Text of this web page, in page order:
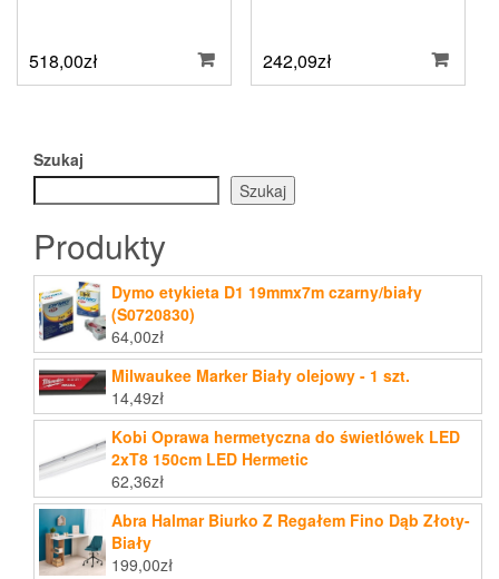
518,00zł 242,09zł
Szukaj
Szukaj
Produkty
Dymo etykieta D1 19mmx7m czarny/biały
(S0720830)
64,00zł
Milwaukee Marker Biały olejowy - 1 szt.
14,49zł
Kobi Oprawa hermetyczna do świetlówek LED
2xT8 150cm LED Hermetic
62,36zł
Abra Halmar Biurko Z Regałem Fino Dąb Złoty-
Biały
199,00zł